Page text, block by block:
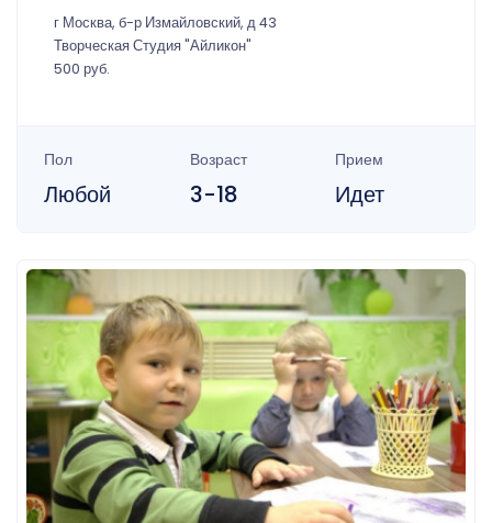
г Москва, б-р Измайловский, д 43
Творческая Студия "Айликон"
500 руб.
Пол
Любой
Возраст
3-18
Прием
Идет